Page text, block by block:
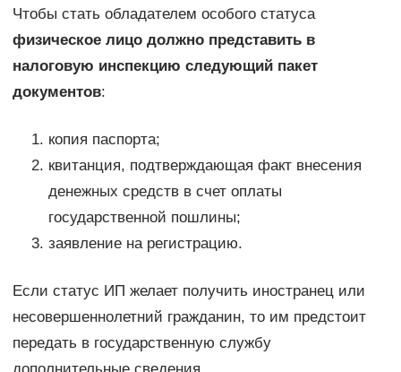
Чтобы стать обладателем особого статуса
физическое лицо должно представить в
налоговую инспекцию следующий пакет
документов:
копия паспорта;
квитанция, подтверждающая факт внесения
денежных средств в счет оплаты
государственной пошлины;
заявление на регистрацию.
Если статус ИП желает получить иностранец или
несовершеннолетний гражданин, то им предстоит
передать в государственную службу